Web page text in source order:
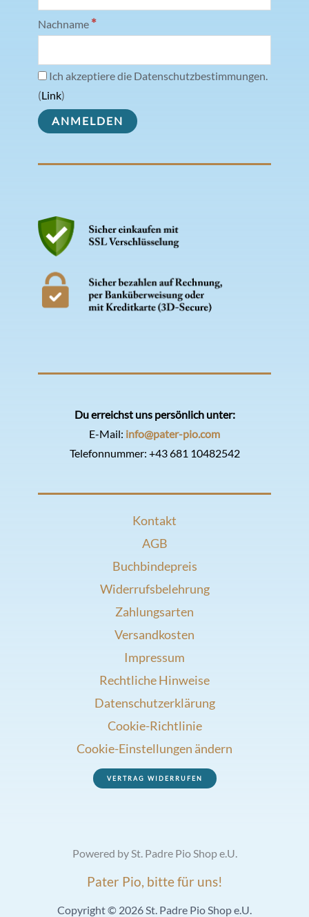
Nachname *
Ich akzeptiere die Datenschutzbestimmungen.
(Link)
Du erreichst uns persönlich unter:
E-Mail: info@pater-pio.com
Telefonnummer: +43 681 10482542
Kontakt
AGB
Buchbindepreis
Widerrufsbelehrung
Zahlungsarten
Versandkosten
Impressum
Rechtliche Hinweise
Datenschutzerklärung
Cookie-Richtlinie
Cookie-Einstellungen ändern
VERTRAG WIDERRUFEN
Powered by St. Padre Pio Shop e.U.
Pater Pio, bitte für uns!
Copyright © 2026 St. Padre Pio Shop e.U.